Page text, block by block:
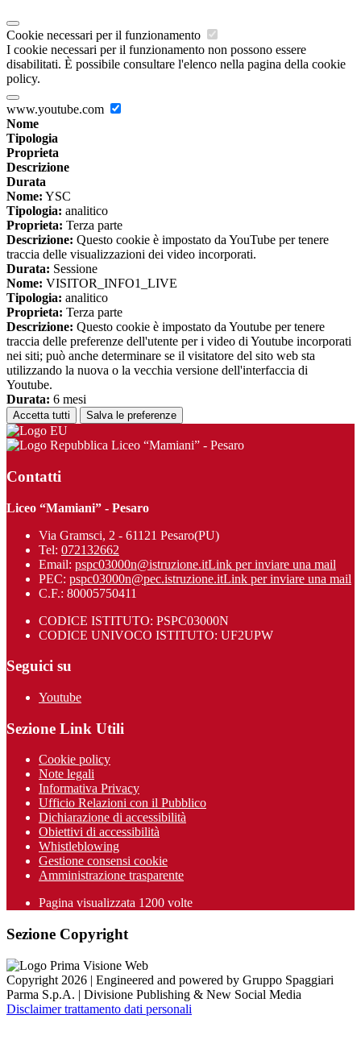
Cookie necessari per il funzionamento
I cookie necessari per il funzionamento non possono essere
disabilitati. È possibile consultare l'elenco nella pagina della cookie
policy.
www.youtube.com
Nome
Tipologia
Proprieta
Descrizione
Durata
Nome: YSC
Tipologia: analitico
Proprieta: Terza parte
Descrizione: Questo cookie è impostato da YouTube per tenere
traccia delle visualizzazioni dei video incorporati.
Durata: Sessione
Nome: VISITOR_INFO1_LIVE
Tipologia: analitico
Proprieta: Terza parte
Descrizione: Questo cookie è impostato da Youtube per tenere
traccia delle preferenze dell'utente per i video di Youtube incorporati
nei siti; può anche determinare se il visitatore del sito web sta
utilizzando la nuova o la vecchia versione dell'interfaccia di
Youtube.
Durata: 6 mesi
Accetta tutti Salva le preferenze
Liceo “Mamiani” - Pesaro
Contatti
Liceo “Mamiani” - Pesaro
Via Gramsci, 2 - 61121 Pesaro(PU)
Tel: 072132662
Email: pspc03000n@istruzione.itLink per inviare una mail
PEC: pspc03000n@pec.istruzione.itLink per inviare una mail
C.F.: 80005750411
CODICE ISTITUTO: PSPC03000N
CODICE UNIVOCO ISTITUTO: UF2UPW
Seguici su
Youtube
Sezione Link Utili
Cookie policy
Note legali
Informativa Privacy
Ufficio Relazioni con il Pubblico
Dichiarazione di accessibilità
Obiettivi di accessibilità
Whistleblowing
Gestione consensi cookie
Amministrazione trasparente
Pagina visualizzata 1200 volte
Sezione Copyright
Copyright 2026 | Engineered and powered by Gruppo Spaggiari
Parma S.p.A. | Divisione Publishing & New Social Media
Disclaimer trattamento dati personali